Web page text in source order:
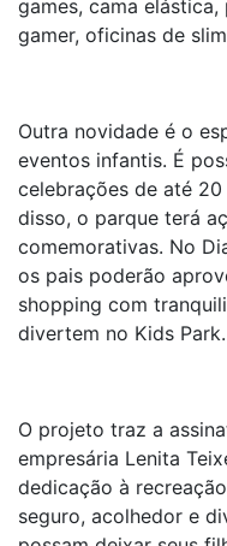
games, cama
gamer, oficinas de
Outra novidade é o
eventos infantis. É
celebrações de até
disso, o parque terá
comemorativas. No
os pais poderão
shopping com
divertem no Kids Park.
O projeto traz a
empresária Lenita
dedicação à
seguro, acolhedor e